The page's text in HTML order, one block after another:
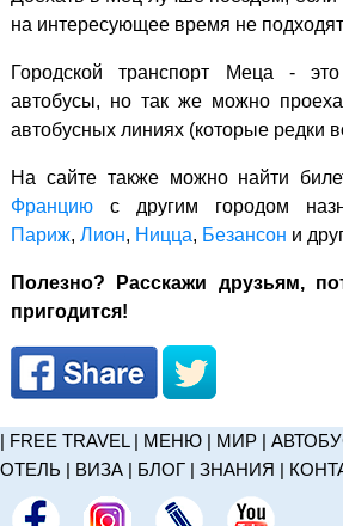
на интересующее время не
Городской транспорт Меца -
автобусы, но так же можно
автобусных линиях (которые редки
На сайте также можно найти
Франциюс другим городом
Париж, Лион, Ницца, Безансон и
Полезно? Расскажи друзьям,
пригодится!
| FREE TRAVEL| МЕНЮ | МИР |
ОТЕЛЬ | ВИЗА | БЛОГ | ЗНАНИЯ |